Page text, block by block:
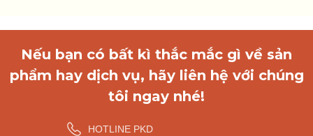
Nếu bạn có bất kì thắc mắc gì về sản
phẩm hay dịch vụ, hãy liên hệ với chúng
tôi ngay nhé!
HOTLINE PKD